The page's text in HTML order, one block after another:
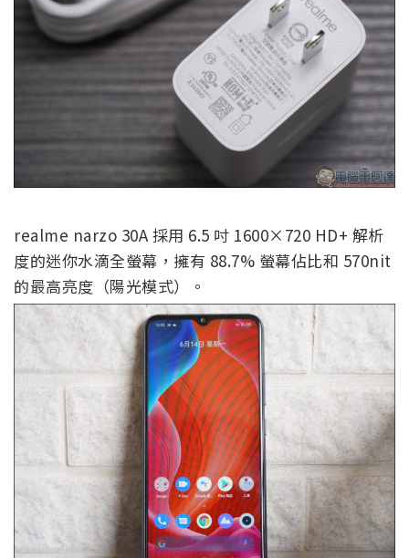
realme narzo 30A 採用 6.5 吋 1600×720 HD+ 解析
度的迷你水滴全螢幕，擁有 88.7% 螢幕佔比和 570nit
的最高亮度（陽光模式）。